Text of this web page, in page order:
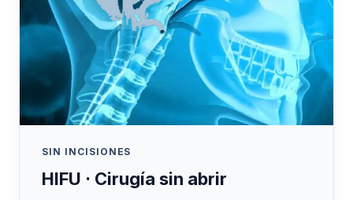
SIN INCISIONES
HIFU · Cirugía sin abrir